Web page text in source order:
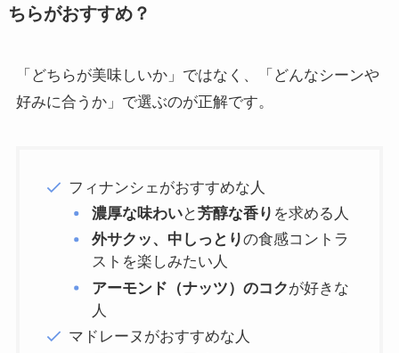
ちらがおすすめ？
「どちらが美味しいか」ではなく、「どんなシーンや
好みに合うか」で選ぶのが正解です。
フィナンシェがおすすめな人
濃厚な味わいと芳醇な香り を求める人
外サクッ、中しっとりの食感コントラ
ストを楽しみたい人
アーモンド（ナッツ）のコクが好きな
人
マドレーヌがおすすめな人